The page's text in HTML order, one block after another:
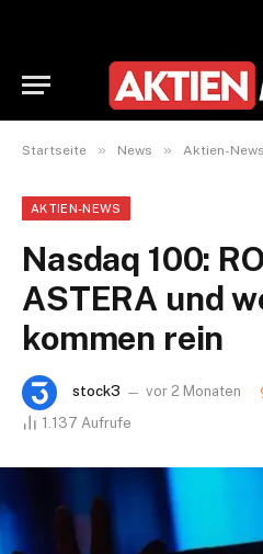
Startseite » News » Aktien-News
AKTIEN-NEWS
Nasdaq 100:
ASTERA und
kommen rein
stock3 vor 2 Monaten
1.137 Aufrufe